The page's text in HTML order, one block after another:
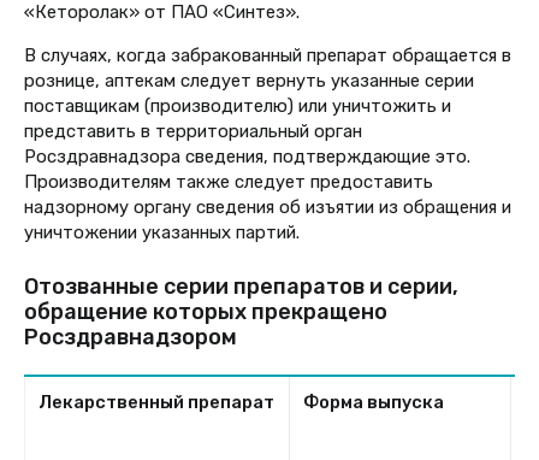
«Кеторолак» от ПАО «Синтез».
В случаях, когда забракованный препарат обращается в
рознице, аптекам следует вернуть указанные серии
поставщикам (производителю) или уничтожить и
представить в территориальный орган
Росздравнадзора сведения, подтверждающие это.
Производителям также следует предоставить
надзорному органу сведения об изъятии из обращения и
уничтожении указанных партий.
Отозванные серии препаратов и серии,
обращение которых прекращено
Росздравнадзором
Лекарственный препарат Форма выпуска